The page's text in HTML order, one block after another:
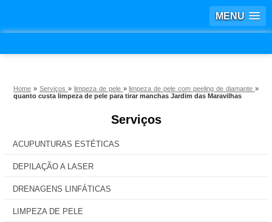
MENU
Home »Serviços» limpeza de pele »limpeza de pele com peeling de diamante »
quanto custa limpeza de pele para tirar manchas Jardim das Maravilhas
Serviços
ACUPUNTURAS ESTÉTICAS
DEPILAÇÃO A LASER
DRENAGENS LINFÁTICAS
LIMPEZA DE PELE